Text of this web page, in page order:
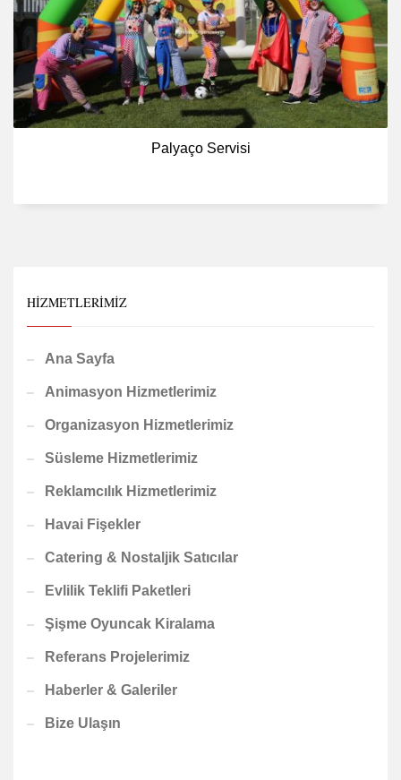
Palyaço Servisi
HIZMETLERIMIZ
Ana Sayfa
Animasyon Hizmetlerimiz
Organizasyon Hizmetlerimiz
Süsleme Hizmetlerimiz
Reklamcılık Hizmetlerimiz
Havai Fişekler
Catering & Nostaljik Satıcılar
Evlilik Teklifi Paketleri
Şişme Oyuncak Kiralama
Referans Projelerimiz
Haberler & Galeriler
Bize Ulaşın